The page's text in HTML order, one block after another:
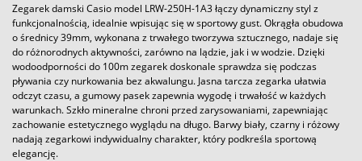
Zegarek damski Casio model LRW-250H-1A3 łączy dynamiczny styl z
funkcjonalnością, idealnie wpisując się w sportowy gust. Okrągła obudowa
o średnicy 39mm, wykonana z trwałego tworzywa sztucznego, nadaje się
do różnorodnych aktywności, zarówno na lądzie, jak i w wodzie. Dzięki
wodoodporności do 100m zegarek doskonale sprawdza się podczas
pływania czy nurkowania bez akwalungu. Jasna tarcza zegarka ułatwia
odczyt czasu, a gumowy pasek zapewnia wygodę i trwałość w każdych
warunkach. Szkło mineralne chroni przed zarysowaniami, zapewniając
zachowanie estetycznego wyglądu na długo. Barwy biały, czarny i różowy
nadają zegarkowi indywidualny charakter, który podkreśla sportową
elegancję.